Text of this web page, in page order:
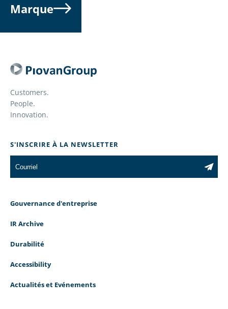
Marque
Customers.
People.
Innovation.
S'INSCRIRE À LA NEWSLETTER
Gouvernance d'entreprise
IR Archive
Durabilité
Accessibility
Actualités et Evénements